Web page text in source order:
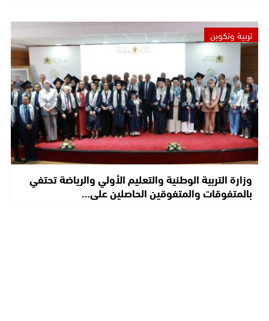
تربية وتكوين
وزارة التربية الوطنية والتعليم الأولي والرياضة تحتفي
بالمتفوقات والمتفوقين الحاصلين على…